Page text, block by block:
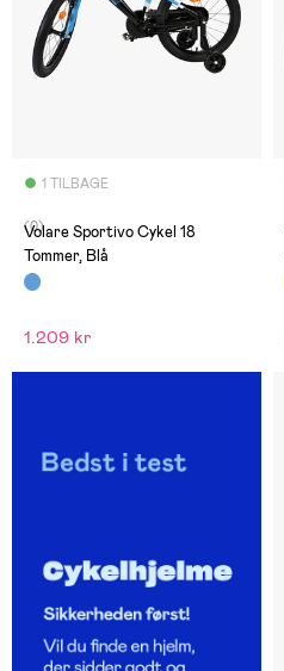
1 TILBAGE
(0)
Volare Sportivo Cykel 18
Tommer, Blå
1.209 kr